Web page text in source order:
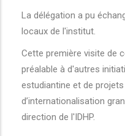
La délégation a pu
locaux de l'institut.
Cette première visite de
préalable à d'autres
estudiantine et de
d’internationalisation
direction de l'IDHP.